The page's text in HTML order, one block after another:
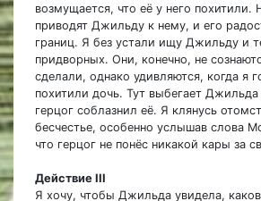
возмущается, что её у него похитили.
приводят Джильду к нему, и его
границ. Я без устали ищу Джильду и
придворных. Они, конечно, не
сделали, однако удивляются, когда я
похитили дочь. Тут выбегает Джильда
герцог соблазнил её. Я клянусь
бесчестье, особенно услышав слова
что герцог не понёс никакой кары за
Действие III
Я хочу, чтобы Джильда увидела,